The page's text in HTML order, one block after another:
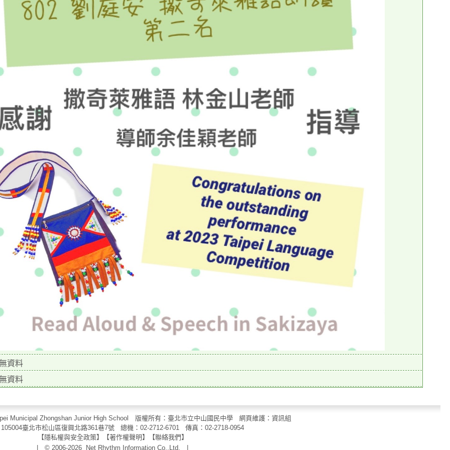
資料
資料
Municipal Zhongshan Junior High School 版權所有：臺北市立中山國民中學 網頁維護：資訊組
臺北市松山區復興北路361巷7號 總機：02-2712-6701 傳真： 02-2718-0954
【隱私權與安全政策】【著作權聲明 】 【聯絡我們 】
| © 2006-2026
Net Rhythm Information Co.,Ltd.